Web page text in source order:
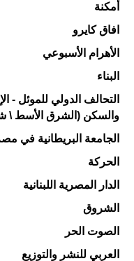
أمكنة
افاق كايرو
الأهرام الأسبوعي
البناء
التحالف الدولي للموئل
والسكن (الشرق الأسط \
الجامعة البريطانية في
الحركة
الدار المصرية اللبنانية
الشروق
الصوت الحر
العربي للنشر والتوزيع